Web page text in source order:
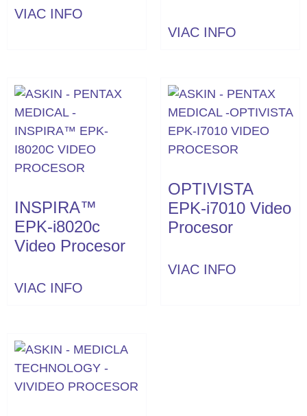
VIAC INFO
VIAC INFO
INSPIRA™
EPK-i8020c
Video Procesor
VIAC INFO
OPTIVISTA
EPK‑i7010 Video
Procesor
VIAC INFO